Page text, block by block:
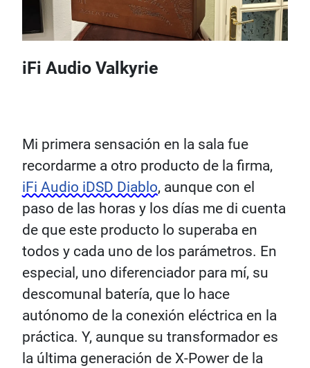
iFi Audio Valkyrie
Mi primera sensación en la sala fue
recordarme a otro producto de la firma,
iFi Audio iDSD Diablo, aunque con el
paso de las horas y los días me di cuenta
de que este producto lo superaba en
todos y cada uno de los parámetros. En
especial, uno diferenciador para mí, su
descomunal batería, que lo hace
autónomo de la conexión eléctrica en la
práctica. Y, aunque su transformador es
la última generación de X-Power de la